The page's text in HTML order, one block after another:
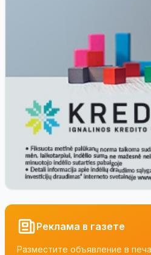
Реклама в газете
Разместите объявление в